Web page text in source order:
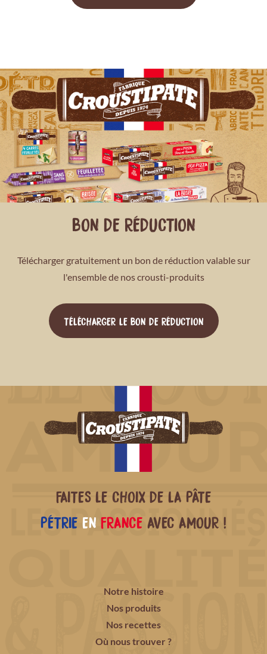
BON DE RÉDUCTION
Télécharger gratuitement un bon de réduction valable sur
l'ensemble de nos crousti-produits
TÉLÉCHARGER LE BON DE RÉDUCTION
FAITES LE CHOIX DE LA PÂTE
PÉTRIE EN FRANCE AVEC AMOUR !
Notre histoire
Nos produits
Nos recettes
Où nous trouver ?